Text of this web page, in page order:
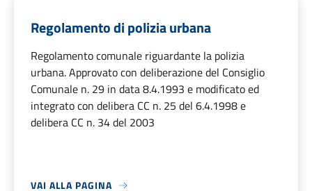
Regolamento di polizia urbana
Regolamento comunale riguardante la polizia
urbana. Approvato con deliberazione del Consiglio
Comunale n. 29 in data 8.4.1993 e modificato ed
integrato con delibera CC n. 25 del 6.4.1998 e
delibera CC n. 34 del 2003
VAI ALLA PAGINA